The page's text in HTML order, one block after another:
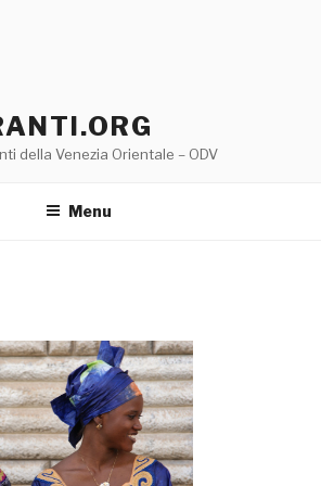
della Venezia Orientale – ODV
Menu